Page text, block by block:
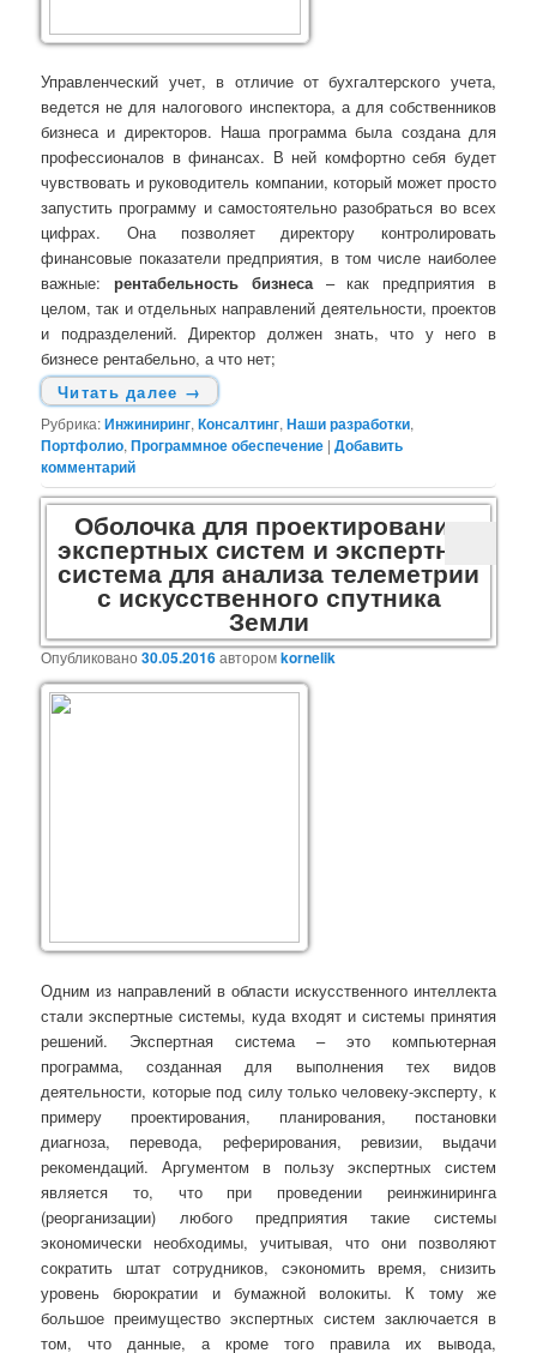
Управленческий учет, в отличие от бухгалтерского учета,
ведется не для налогового инспектора, а для собственников
бизнеса и директоров. Наша программа была создана для
профессионалов в финансах. В ней комфортно себя будет
чувствовать и руководитель компании, который может просто
запустить программу и самостоятельно разобраться во всех
цифрах. Она позволяет директору контролировать
финансовые показатели предприятия, в том числе наиболее
важные: рентабельность бизнеса– как предприятия в
целом, так и отдельных направлений деятельности, проектов
и подразделений. Директор должен знать, что у него в
бизнесе рентабельно, а что нет;
Читать далее →
Рубрика:Инжиниринг,Консалтинг,Наши разработки,
Портфолио,Программное обеспечение |Добавить
комментарий
Оболочка для проектирования
экспертных систем и экспертная
система для анализа телеметрии
с искусственного спутника
Земли
Опубликовано30.05.2016авторомkornelik
Одним из направлений в области искусственного интеллекта
стали экспертные системы, куда входят и системы принятия
решений. Экспертная система – это компьютерная
программа, созданная для выполнения тех видов
деятельности, которые под силу только человеку-эксперту, к
примеру проектирования, планирования, постановки
диагноза, перевода, реферирования, ревизии, выдачи
рекомендаций. Аргументом в пользу экспертных систем
является то, что при проведении реинжиниринга
(реорганизации) любого предприятия такие системы
экономически необходимы, учитывая, что они позволяют
сократить штат сотрудников, сэкономить время, снизить
уровень бюрократии и бумажной волокиты. К тому же
большое преимущество экспертных систем заключается в
том, что данные, а кроме того правила их вывода,